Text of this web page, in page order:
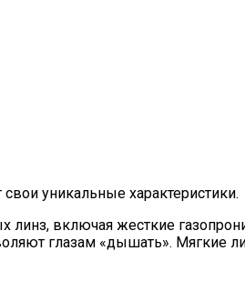
уникальные характеристики.
линз, включая жесткие
глазам «дышать». Мягкие